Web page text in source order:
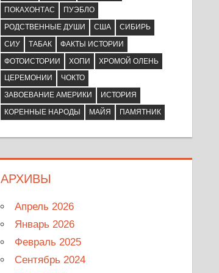
ПОКАХОНТАС
ПУЭБЛО
РОДСТВЕННЫЕ ДУШИ
США
СИБИРЬ
СИУ
ТАБАК
ФАКТЫ ИСТОРИИ
ФОТОИСТОРИИ
ХОПИ
ХРОМОЙ ОЛЕНЬ
ЦЕРЕМОНИИ
ЧОКТО
ЗАВОЕВАНИЕ АМЕРИКИ
ИСТОРИЯ
КОРЕННЫЕ НАРОДЫ
МАЙЯ ПАМЯТНИК
АРХИВЫ
Апрель 2026
Январь 2026
Февраль 2025
Сентябрь 2024